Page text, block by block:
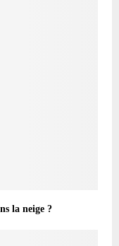
la neige ?